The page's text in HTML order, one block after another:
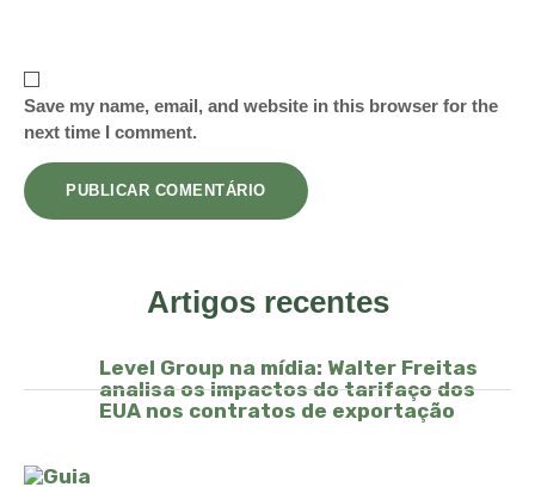
Save my name, email, and website in this browser for the
next time I comment.
Artigos recentes
Level Group na mídia: Walter Freitas
analisa os impactos do tarifaço dos
EUA nos contratos de exportação